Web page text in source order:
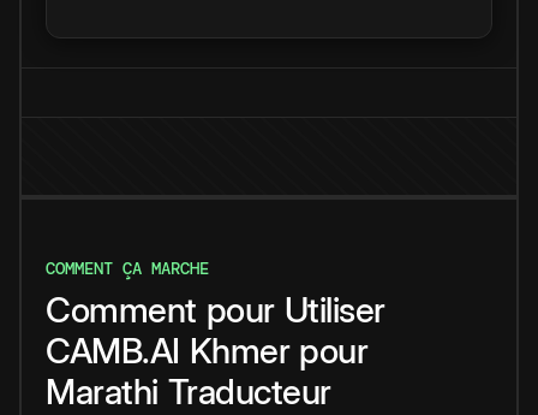
COMMENT ÇA MARCHE
Comment pour Utiliser
CAMB.AI Khmer pour
Marathi Traducteur